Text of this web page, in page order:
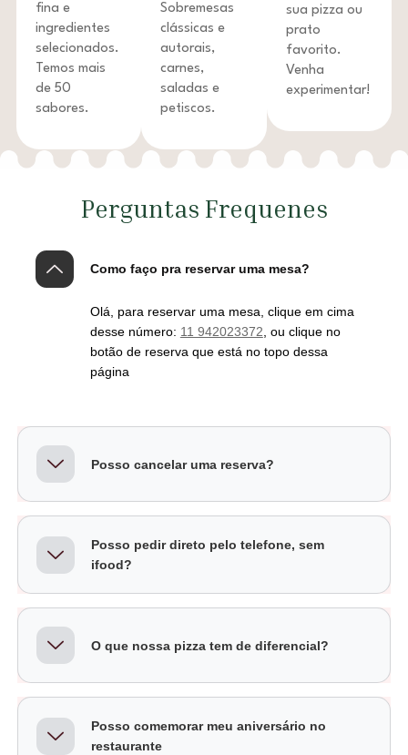
fina e
ingredientes
selecionados.
Temos mais
de 50
sabores.
Sobremesas
clássicas e
autorais,
carnes,
saladas e
petiscos.
sua pizza ou
prato
favorito.
Venha
experimentar!
Perguntas Frequenes
Como faço pra reservar uma mesa?
Olá, para reservar uma mesa, clique em cima
desse número: 11 942023372 , ou clique no
botão de reserva que está no topo dessa
página
Posso cancelar uma reserva?
Posso pedir direto pelo telefone, sem
ifood?
O que nossa pizza tem de diferencial?
Posso comemorar meu aniversário no
restaurante